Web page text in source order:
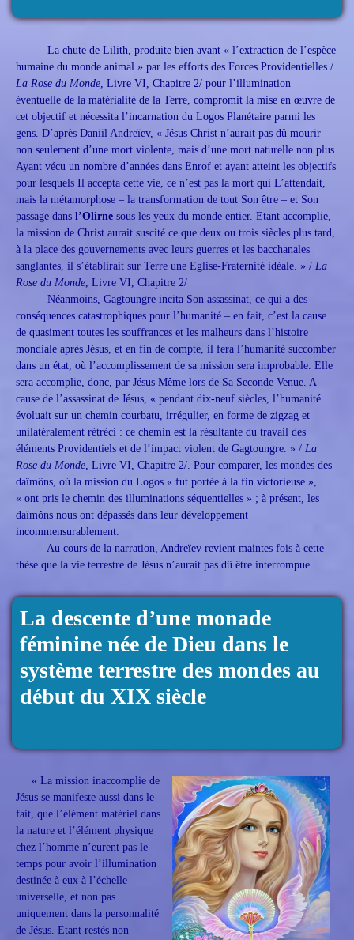
La chute de Lilith, produite bien avant « l’extraction de l’espèce
humaine du monde animal » par les efforts des Forces Providentielles /
La Rose du Monde, Livre VI, Chapitre 2/ pour l’illumination
éventuelle de la matérialité de la Terre, compromit la mise en œuvre de
cet objectif et nécessita l’incarnation du Logos Planétaire parmi les
gens. D’après Daniil Andreïev, « Jésus Christ n’aurait pas dû mourir –
non seulement d’une mort violente, mais d’une mort naturelle non plus.
Ayant vécu un nombre d’années dans Enrof et ayant atteint les objectifs
pour lesquels Il accepta cette vie, ce n’est pas la mort qui L’attendait,
mais la métamorphose – la transformation de tout Son être – et Son
passage dans l’Olirne sous les yeux du monde entier. Etant accomplie,
la mission de Christ aurait suscité ce que deux ou trois siècles plus tard,
à la place des gouvernements avec leurs guerres et les bacchanales
sanglantes, il s’établirait sur Terre une Eglise-Fraternité idéale. » / La
Rose du Monde, Livre VI, Chapitre 2/
Néanmoins, Gagtoungre incita Son assassinat, ce qui a des
conséquences catastrophiques pour l’humanité – en fait, c’est la cause
de quasiment toutes les souffrances et les malheurs dans l’histoire
mondiale après Jésus, et en fin de compte, il fera l’humanité succomber
dans un état, où l’accomplissement de sa mission sera improbable. Elle
sera accomplie, donc, par Jésus Même lors de Sa Seconde Venue. A
cause de l’assassinat de Jésus, « pendant dix-neuf siècles, l’humanité
évoluait sur un chemin courbatu, irrégulier, en forme de zigzag et
unilatéralement rétréci : ce chemin est la résultante du travail des
éléments Providentiels et de l’impact violent de Gagtoungre. » / La
Rose du Monde, Livre VI, Chapitre 2/. Pour comparer, les mondes des
daïmôns, où la mission du Logos « fut portée à la fin victorieuse »,
« ont pris le chemin des illuminations séquentielles » ; à présent, les
daïmôns nous ont dépassés dans leur développement
incommensurablement.
Au cours de la narration, Andreïev revient maintes fois à cette
thèse que la vie terrestre de Jésus n’aurait pas dû être interrompue.
La descente d’une monade
féminine née de Dieu dans le
système terrestre des mondes au
début du XIX siècle
« La mission inaccomplie de
Jésus se manifeste aussi dans le
fait, que l’élément matériel dans
la nature et l’élément physique
chez l’homme n’eurent pas le
temps pour avoir l’illumination
destinée à eux à l’échelle
universelle, et non pas
uniquement dans la personnalité
de Jésus. Etant restés non